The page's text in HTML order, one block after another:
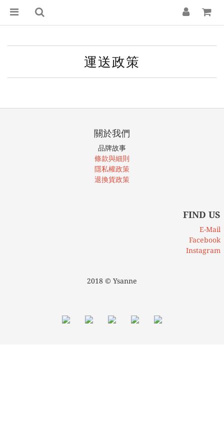
運送政策
關於我們
品牌故事
條款與細則
隱私權政策
退換貨政策
FIND US
E-Mail
Facebook
Instagram
2018 © Ysanne